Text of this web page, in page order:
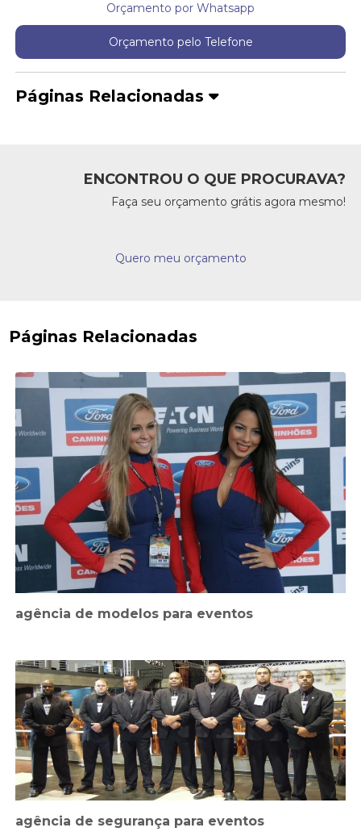
Orçamento por Whatsapp
Orçamento pelo Telefone
Páginas Relacionadas
ENCONTROU O QUE PROCURAVA?
Faça seu orçamento grátis agora mesmo!
Quero meu orçamento
Páginas Relacionadas
agência de modelos para eventos
agência de segurança para eventos